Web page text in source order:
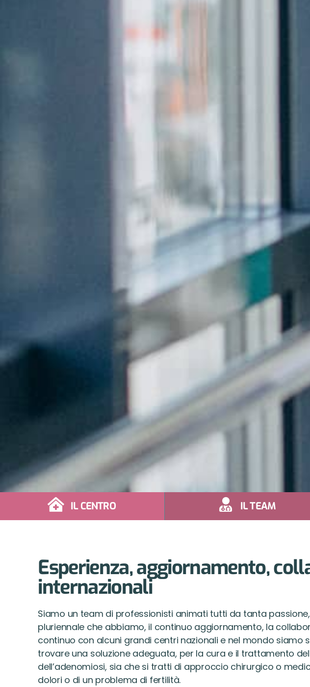
IL CENTRO IL TEAM
Esperienza, aggiornamento,
internazionali
Siamo un team di professionisti animati tutti da tanta passione,
pluriennale che abbiamo, il continuo aggiornamento, la
continuo con alcuni grandi centri nazionali e nel mondo siamo
trovare una soluzione adeguata, per la cura e il trattamento
dell’adenomiosi, sia che si tratti di approccio chirurgico o
dolori o di un problema di fertilità.